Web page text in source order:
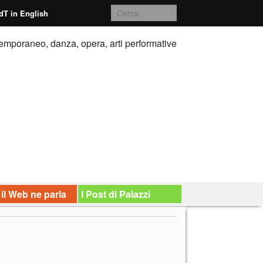
in English
danza, opera, arti performative
Web ne parla I Post di Palazzi